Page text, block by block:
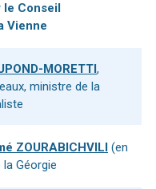
le Conseil
Vienne
MORETTI,
ministre de la
ZOURABICHVILI (en
Géorgie